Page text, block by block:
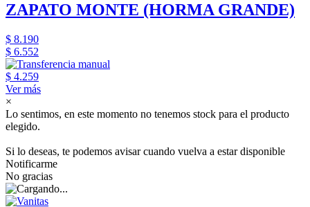
ZAPATO MONTE (HORMA GRANDE)
$ 8.190
$ 6.552
$ 4.259
Ver más
×
Lo sentimos, en este momento no tenemos stock para el producto
elegido.
Si lo deseas, te podemos avisar cuando vuelva a estar disponible
Notificarme
No gracias